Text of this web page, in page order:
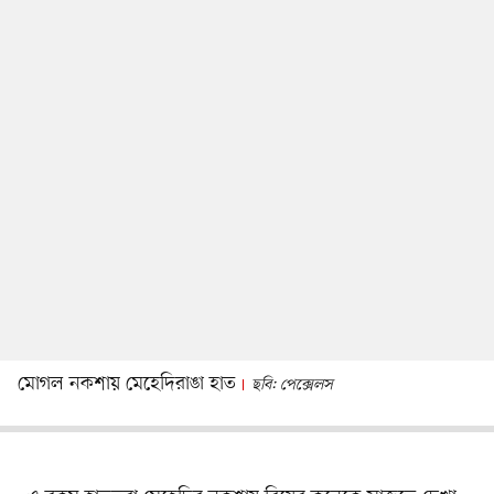
মোগল নকশায় মেহেদিরাঙা হাত ছবি: পেক্সেলস